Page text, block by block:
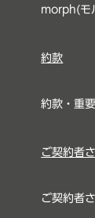
morph(モ
約款
約款・重
ご契約者
ご契約者